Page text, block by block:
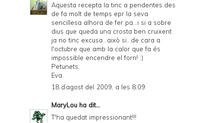
Aquesta recepta la tinc a pendentes des
de fa molt de temps epr la seva
sencillesa alhora de fer pa...i si a sobre
dius que queda una crosta ben cruixent
ja no tinc excusa...això si...de cara a
l'octubre que amb la calor que fa és
impossible encendre el forn! :)
Petunets,
Eva.
18 d’agost del 2009, a les 8:09
MaryLou ha dit...
T'ha quedat impressionant!!!